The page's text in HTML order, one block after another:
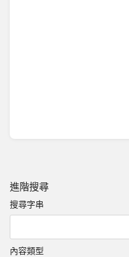
進階搜尋
搜尋字串
內容類型